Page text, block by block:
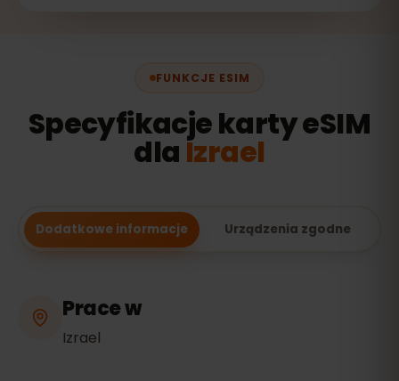
FUNKCJE ESIM
Specyfikacje karty eSIM
dla Izrael
Dodatkowe informacje Urządzenia zgodne
Prace w
Izrael